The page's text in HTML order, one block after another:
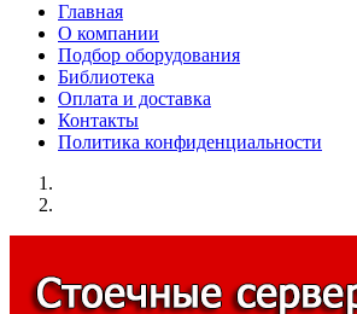
Главная
О компании
Подбор оборудования
Библиотека
Оплата и доставка
Контакты
Политика конфиденциальности